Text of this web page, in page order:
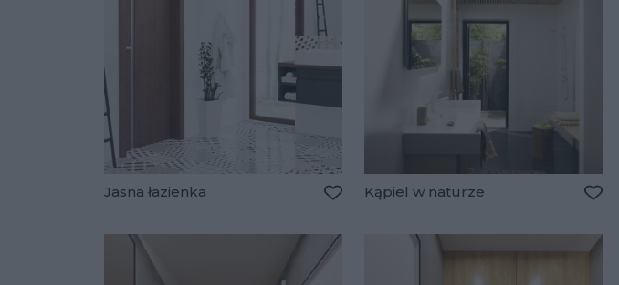
Jasna łazienka Kąpiel w naturze